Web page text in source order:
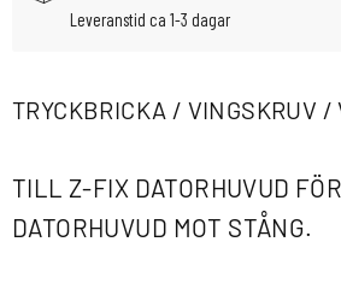
Leveranstid ca 1-3 dagar
TRYCKBRICKA / VINGSKRUV /
TILL Z-FIX DATORHUVUD
DATORHUVUD MOT STÅNG.